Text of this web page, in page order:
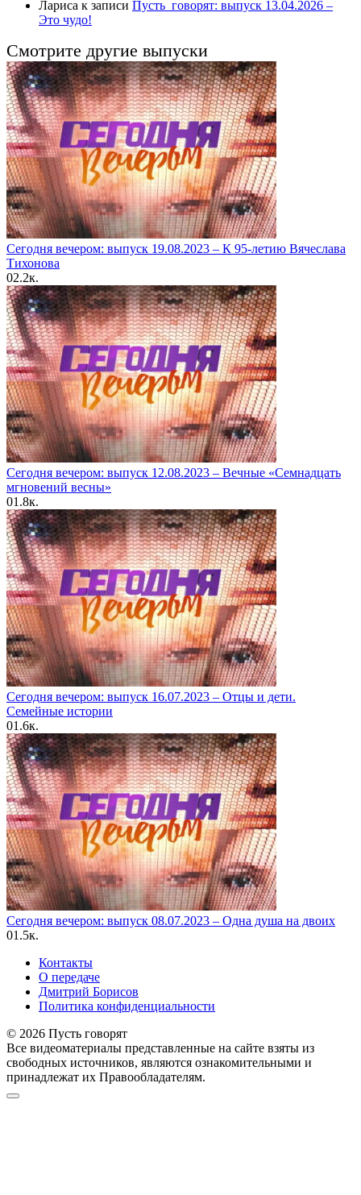
Лариса к записи Пусть_говорят: выпуск 13.04.2026 –
Это чудо!
Смотрите другие выпуски
Сегодня вечером: выпуск 19.08.2023 – К 95-летию Вячеслава
Тихонова
02.2к.
Сегодня вечером: выпуск 12.08.2023 – Вечные «Семнадцать
мгновений весны»
01.8к.
Сегодня вечером: выпуск 16.07.2023 – Отцы и дети.
Семейные истории
01.6к.
Сегодня вечером: выпуск 08.07.2023 – Одна душа на двоих
01.5к.
Контакты
О передаче
Дмитрий Борисов
Политика конфиденциальности
© 2026 Пусть говорят
Все видеоматериалы представленные на сайте взяты из
свободных источников, являются ознакомительными и
принадлежат их Правообладателям.